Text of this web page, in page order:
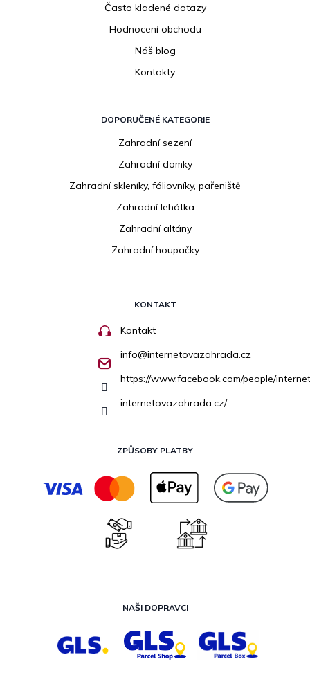
Často kladené dotazy
Hodnocení obchodu
Náš blog
Kontakty
DOPORUČENÉ KATEGORIE
Zahradní sezení
Zahradní domky
Zahradní skleníky, fóliovníky, pařeniště
Zahradní lehátka
Zahradní altány
Zahradní houpačky
KONTAKT
Kontakt
info@internetovazahrada.cz
https://www.facebook.com/people/
internetovazahrada.cz/
ZPŮSOBY PLATBY
NAŠI DOPRAVCI